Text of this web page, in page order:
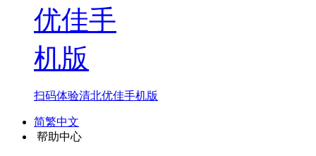
扫码体验清北优佳手机版
简繁中文
帮助中心